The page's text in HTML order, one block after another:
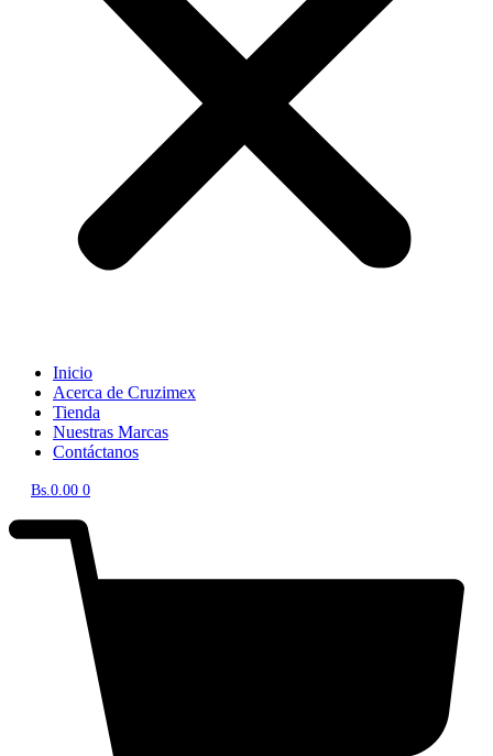
Inicio
Acerca de Cruzimex
Tienda
Nuestras Marcas
Contáctanos
Bs.0.00 0